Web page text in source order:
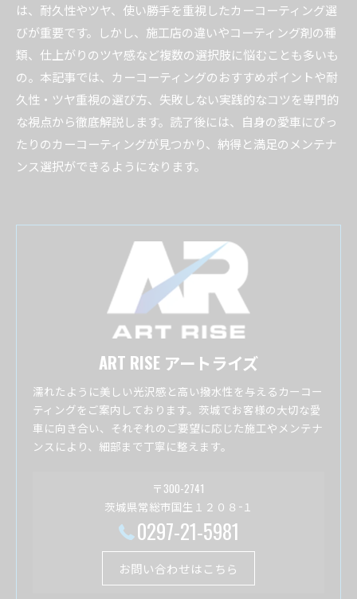
は、耐久性やツヤ、使い勝手を重視したカーコーティング選
びが重要です。しかし、施工店の違いやコーティング剤の種
類、仕上がりのツヤ感など複数の選択肢に悩むことも多いも
の。本記事では、カーコーティングのおすすめポイントや耐
久性・ツヤ重視の選び方、失敗しない実践的なコツを専門的
な視点から徹底解説します。読了後には、自身の愛車にぴっ
たりのカーコーティングが見つかり、納得と満足のメンテナ
ンス選択ができるようになります。
ART RISE アートライズ
濡れたように美しい光沢感と高い撥水性を与えるカーコー
ティングをご案内しております。茨城でお客様の大切な愛
車に向き合い、それぞれのご要望に応じた施工やメンテナ
ンスにより、細部まで丁寧に整えます。
〒300-2741
茨城県常総市国生１２０８−１
0297-21-5981
お問い合わせはこちら